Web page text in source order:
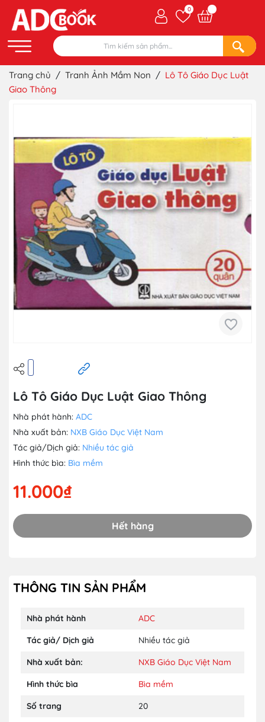
0
Trang chủ / Tranh Ảnh Mầm Non / Lô Tô Giáo Dục Luật
Giao Thông
Lô Tô Giáo Dục Luật Giao Thông
Nhà phát hành: ADC
Nhà xuất bản: NXB Giáo Dục Việt Nam
Tác giả/Dịch giả: Nhiều tác giả
Hình thức bìa: Bìa mềm
11.000₫
Hết hàng
THÔNG TIN SẢN PHẨM
Nhà phát hành ADC
Tác giả/ Dịch giả Nhiều tác giả
Nhà xuất bản: NXB Giáo Dục Việt Nam
Hình thức bìa Bìa mềm
Số trang 20